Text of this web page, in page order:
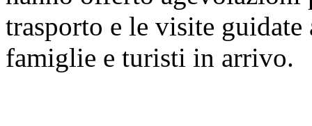
trasporto e le visite
famiglie e turisti in arrivo.